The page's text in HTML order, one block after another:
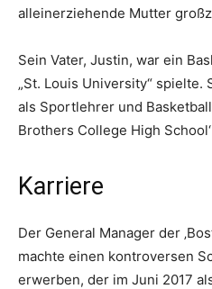
alleinerziehende Mutter
Sein Vater, Justin, war ein
„St. Louis University“ spielte.
als Sportlehrer und
Brothers College High
Karriere
Der General Manager der
machte einen kontroversen
erwerben, der im Juni 2017